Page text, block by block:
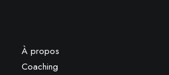
À propos
Coaching